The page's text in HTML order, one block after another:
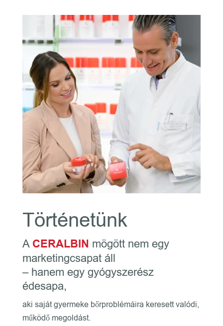
Történetünk
A CERALBIN mögött nem egy
marketingcsapat áll
– hanem egy gyógyszerész
édesapa,
aki saját gyermeke bőrproblémáira keresett valódi,
működő megoldást.